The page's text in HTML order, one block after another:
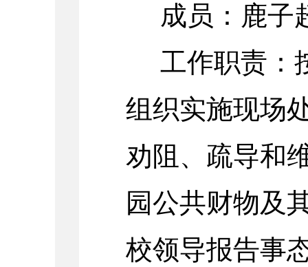
成员：鹿子
工作职责：
组织实施现场
劝阻、疏导和
园公共财物及
校领导报告事